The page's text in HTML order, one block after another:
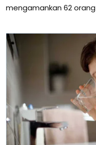
mengamankan 62